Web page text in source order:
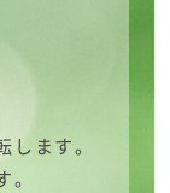
ます。